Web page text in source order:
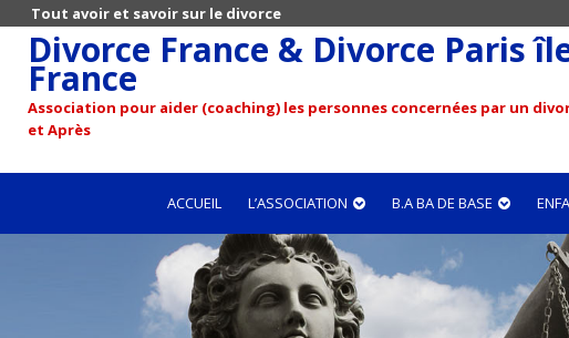
Tout avoir et savoir sur le divorce
Divorce France & Divorce Paris
France
Association pour aider (coaching) les personnes concernées par un
et Après
ACCUEIL L’ASSOCIATION B.A BA DE BASE